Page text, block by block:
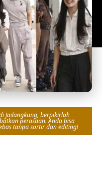
Jailangkung, berpikirlah
perasaan. Anda bisa
tanpa sortir dan editing!